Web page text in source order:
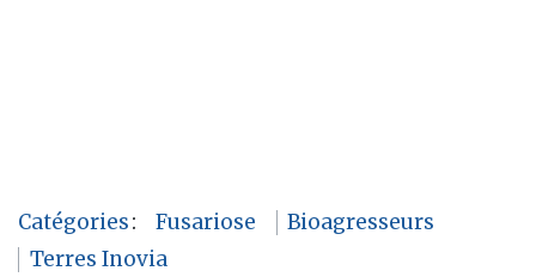
Catégories: Fusariose
Bioagresseurs
Terres Inovia